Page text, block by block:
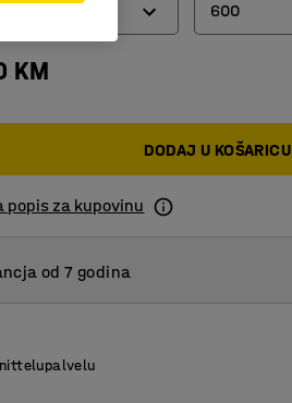
600
600
KM
DODAJ U KOŠARICU
popis za kupovinu
od 7 godina